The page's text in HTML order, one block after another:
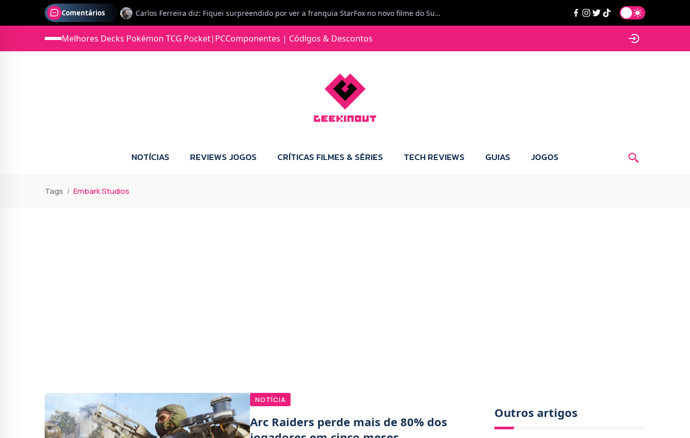
Comentários
Jorge Loureiro | Fearme diz: A versão da Switch 2 tem censura... mas também não perdes muito.
Jonas diz: Estou seriamente com vontade para comprar para a Switch 2 :P
Melhores Decks Pokémon TCG Pocket| PCComponentes | Códigos & Descontos
NOTÍCIAS REVIEWS JOGOS CRÍTICAS FILMES & SÉRIES TECH REVIEWS GUIAS JOGOS
Tags Embark Studios
NOTÍCIA
Arc Raiders perde mais de 80% dos
Outros artigos